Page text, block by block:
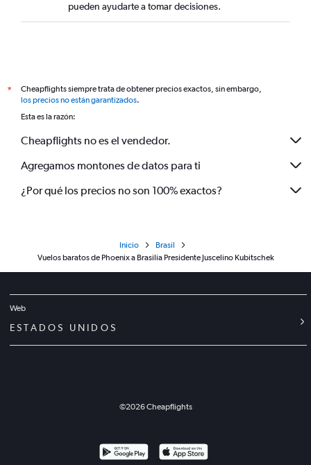
pueden ayudarte a tomar decisiones.
*
Cheapflights siempre trata de obtener precios exactos, sin embargo,
los precios no están garantizados.
Esta es la razón:
Cheapflights no es el vendedor.
Agregamos montones de datos para ti
¿Por qué los precios no son 100% exactos?
Inicio
Brasil
Vuelos baratos de Phoenix a Brasilia Presidente Juscelino Kubitschek
Web
ESTADOS UNIDOS
©2026Cheapflights